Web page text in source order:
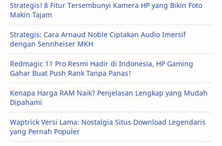
Strategis! 8 Fitur Tersembunyi Kamera HP yang Bikin Foto
Makin Tajam
Strategis: Cara Arnaud Noble Ciptakan Audio Imersif
dengan Sennheiser MKH
Redmagic 11 Pro Resmi Hadir di Indonesia, HP Gaming
Gahar Buat Push Rank Tanpa Panas!
Kenapa Harga RAM Naik? Penjelasan Lengkap yang Mudah
Dipahami
Waptrick Versi Lama: Nostalgia Situs Download Legendaris
yang Pernah Populer